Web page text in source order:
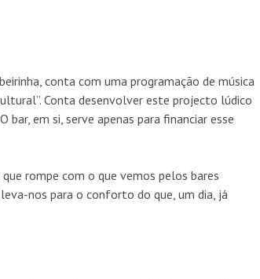
conta com uma programação de música
Conta desenvolver este projecto lúdico
bar, em si, serve apenas para financiar esse
rompe com o que vemos pelos bares
nos para o conforto do que, um dia, já